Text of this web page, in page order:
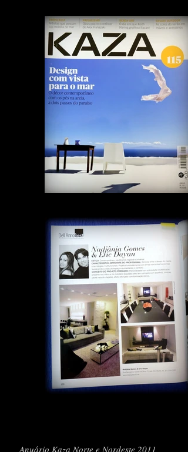
Anuário Kaza Norte e Nordeste 2011